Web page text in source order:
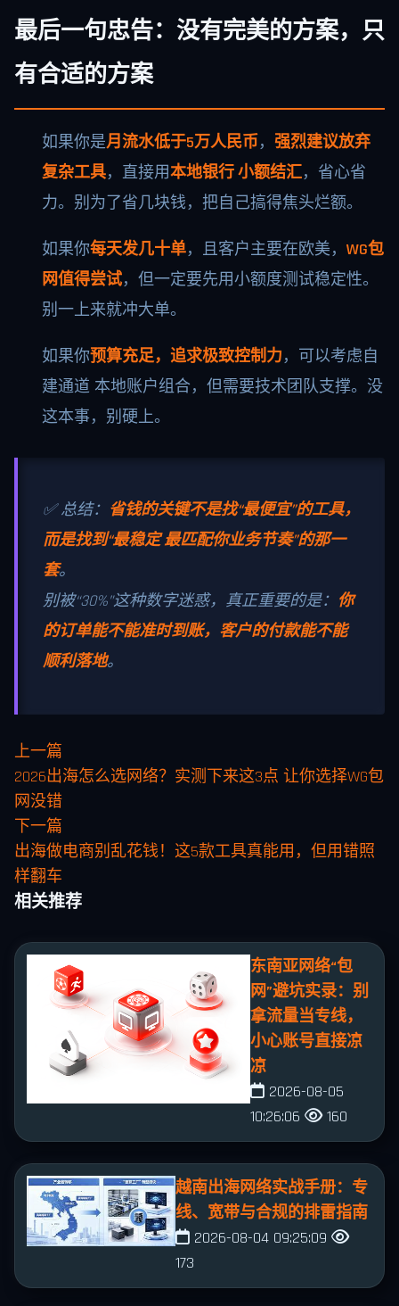
最后一句忠告：没有完美的方案，只
有合适的方案
如果你是月流水低于5万人民币， 强烈建议放弃
复杂工具，直接用本地银行 小额结汇，省心省
力。别为了省几块钱，把自己搞得焦头烂额。
如果你每天发几十单，且客户主要在欧美， WG包
网值得尝试，但一定要先用小额度测试稳定性。
别一上来就冲大单。
如果你预算充足，追求极致控制力，可以考虑自
建通道 本地账户组合，但需要技术团队支撑。没
这本事，别硬上。
✅ 总结： 省钱的关键不是找“最便宜”的工具，
而是找到“最稳定 最匹配你业务节奏”的那一
套。
别被“30%”这种数字迷惑，真正重要的是： 你
的订单能不能准时到账，客户的付款能不能
顺利落地。
上一篇
2026出海怎么选网络？实测下来这3点 让你选择WG包
网没错
下一篇
出海做电商别乱花钱！这5款工具真能用，但用错照
样翻车
相关推荐
东南亚网络“包
网”避坑实录：别
拿流量当专线，
小心账号直接凉
凉
2026-08-05
10:26:06
160
越南出海网络实战手册：专
线、宽带与合规的排雷指南
2026-08-04 09:25:09
173